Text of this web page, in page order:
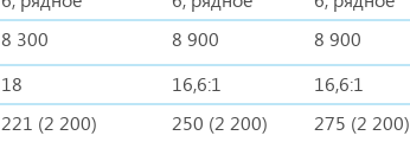
8 300 8 900
8 900
18 16,6:1
16,6:1
221 (2 200) 250 (2 200) 275 (2 200)